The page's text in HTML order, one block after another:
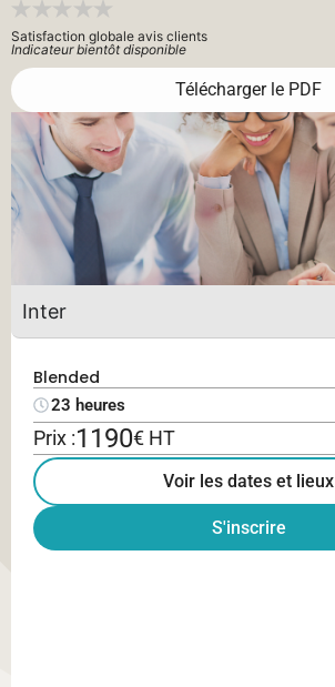
Satisfaction globale avis clients
Indicateur bientôt disponible
Télécharger le PDF
Inter
Blended
23 heures
Prix :1190€ HT
Voir les dates et lieux
S'inscrire